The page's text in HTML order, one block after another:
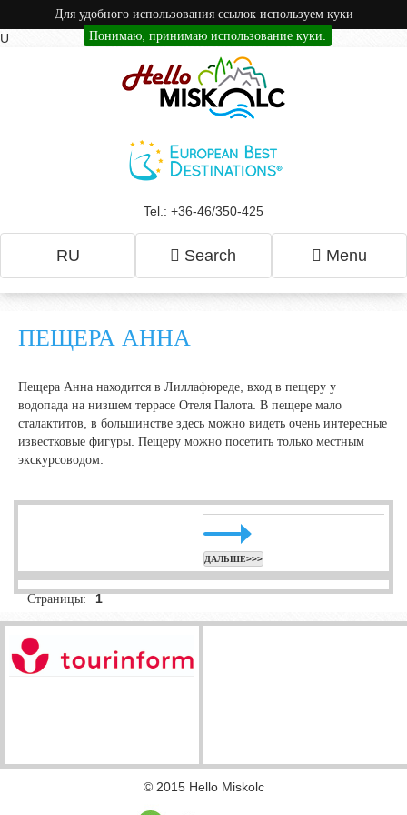
Для удобного использования ссылок используем куки
Понимаю, принимаю использование куки.
U
Tel.: +36-46/350-425
RU Search Menu
ПЕЩЕРА АННА
Пещера Анна находится в Лиллафюреде, вход в пещеру у
водопада на низшем террасе Отеля Палота. В пещере мало
сталактитов, в большинстве здесь можно видеть очень интересные
известковые фигуры. Пещеру можно посетить только местным
экскурсоводом.
ДАЛЬШЕ>>>
Страницы: 1
© 2015 Hello Miskolc